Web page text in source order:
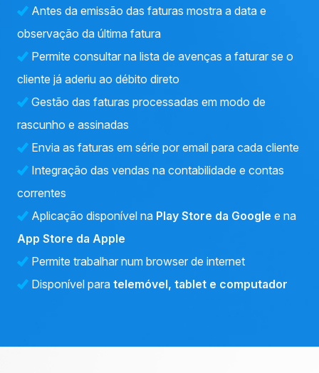
Antes da emissão das faturas mostra a data e
observação da última fatura
Permite consultar na lista de avenças a faturar se o
cliente já aderiu ao débito direto
Gestão das faturas processadas em modo de
rascunho e assinadas
Envia as faturas em série por email para cada cliente
Integração das vendas na contabilidade e contas
correntes
Aplicação disponível na Play Store da Google e na
App Store da Apple
Permite trabalhar num browser de internet
Disponível para telemóvel, tablet e computador